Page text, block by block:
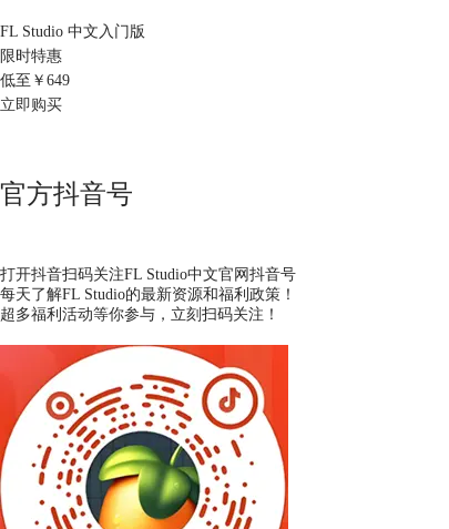
FL Studio 中文入门版
限时特惠
低至￥ 649
立即购买
官方抖音号
打开抖音扫码关注FL Studio中文官网抖音号
每天了解FL Studio的最新资源和福利政策！
超多福利活动等你参与，立刻扫码关注！